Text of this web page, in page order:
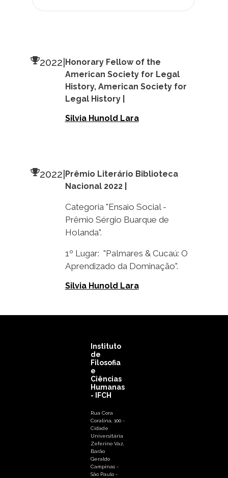
2022|Honorary Fellow of the
American Society for Legal
History, American Society for
Legal History |
Silvia Hunold Lara
2022|Prêmio Literário Biblioteca
Nacional 2022 |
Categoria "Ensaio Social -
Prêmio Sérgio Buarque de
Holanda".
1º Lugar: "Palmares & Cucaú: O
Aprendizado da Dominação".
Silvia Hunold Lara
Instituto
de
Filosofia
e
Ciências
Humanas
- IFCH
Rua Cora
Coralina, 100 -
Cidade
Universitária
Zeferino Vaz,
Barão
Geraldo
Campinas -
São Paulo -